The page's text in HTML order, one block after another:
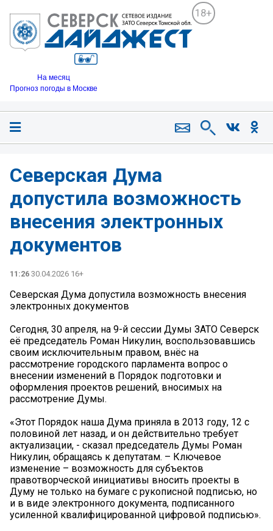
18+
На месяц
Прогноз погоды в Москве
Северская Дума
допустила возможность
внесения электронных
документов
11:26 30.04.2026 16+
Северская Дума допустила возможность внесения
электронных документов
Сегодня, 30 апреля, на 9-й сессии Думы ЗАТО Северск
её председатель Роман Никулин, воспользовавшись
своим исключительным правом, внёс на
рассмотрение городского парламента вопрос о
внесении изменений в Порядок подготовки и
оформления проектов решений, вносимых на
рассмотрение Думы.
«Этот Порядок наша Дума приняла в 2013 году, 12 с
половиной лет назад, и он действительно требует
актуализации, - сказал председатель Думы Роман
Никулин, обращаясь к депутатам. – Ключевое
изменение – возможность для субъектов
правотворческой инициативы вносить проекты в
Думу не только на бумаге с рукописной подписью, но
и в виде электронного документа, подписанного
усиленной квалифицированной цифровой подписью».